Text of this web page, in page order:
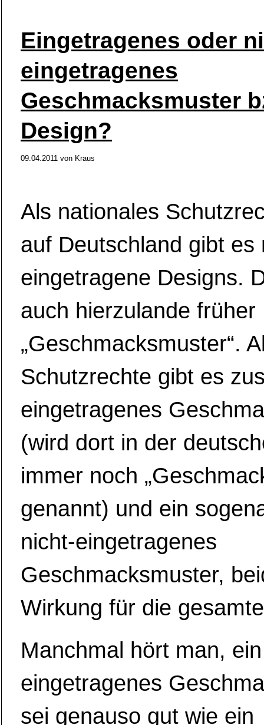
Eingetragenes oder
eingetragenes
Geschmacksmuster
Design?
09.04.2011 von Kraus
Als nationales
auf Deutschland gibt es
eingetragene Designs.
auch hierzulande früher
„Geschmacksmuster“.
Schutzrechte gibt es
eingetragenes
(wird dort in der
immer noch
genannt) und ein
nicht-eingetragenes
Geschmacksmuster,
Wirkung für die
Manchmal hört man,
eingetragenes
sei genauso gut wie ein